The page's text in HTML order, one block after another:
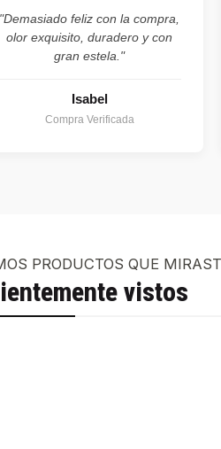
"Demasiado feliz con la compra,
olor exquisito, duradero y con
gran estela."
Isabel
Compra Verificada
PRODUCTOS QUE
vistos